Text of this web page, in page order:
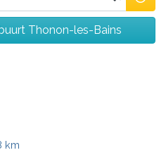
Thonon-les-Bains
km